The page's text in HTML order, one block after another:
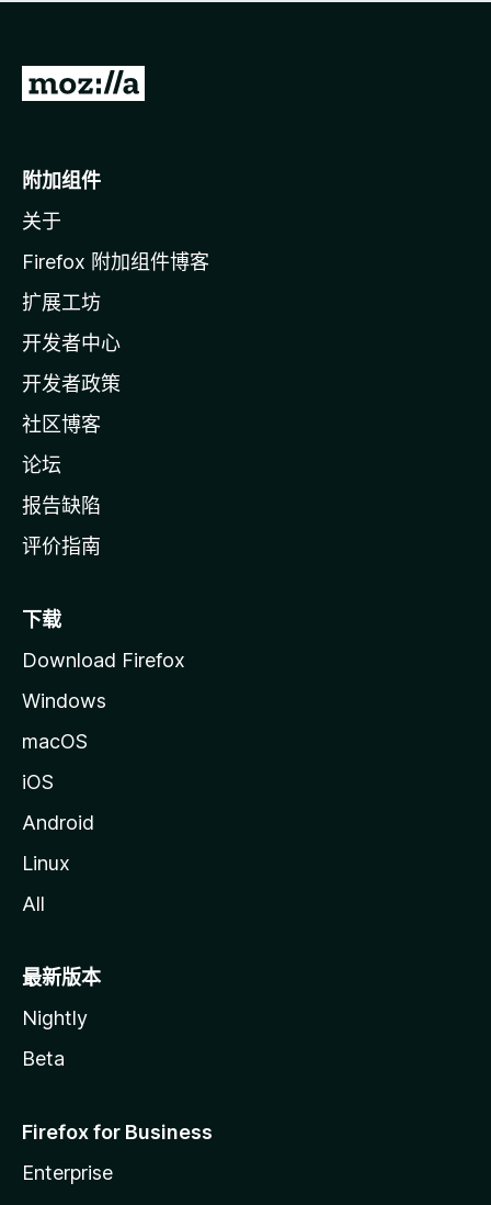
无
转
o
i
l
a
主
页
附加组件
关于
Firefox 附加组件博客
扩展工坊
开发者中心
开发者政策
社区博客
论坛
报告缺陷
评价指南
下载
Download Firefox
Windows
macOS
iOS
Android
Linux
All
最新版本
Nightly
Beta
Firefox for Business
Enterprise